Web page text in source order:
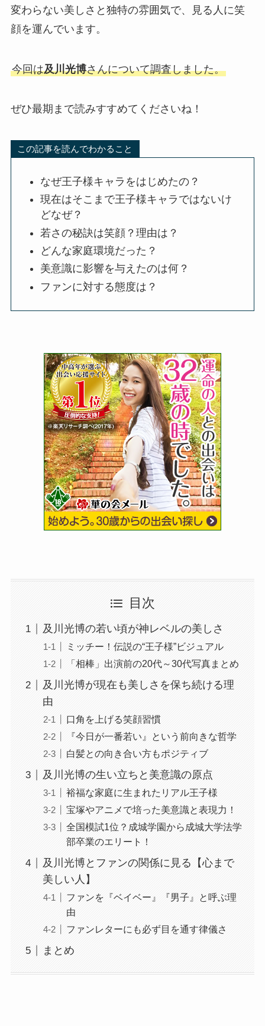
変わらない美しさと独特の雰囲気で、見る人に笑
顔を運んでいます。
今回は及川光博さんについて調査しました。
ぜひ最期まで読みすすめてくださいね！
この記事を読んでわかること
なぜ王子様キャラをはじめたの？
現在はそこまで王子様キャラではないけ
どなぜ？
若さの秘訣は笑顔？理由は？
どんな家庭環境だった？
美意識に影響を与えたのは何？
ファンに対する態度は？
目次
及川光博の若い頃が神レベルの美しさ
ミッチー！伝説の“王子様”ビジュアル
「相棒」出演前の20代～30代写真まとめ
及川光博が現在も美しさを保ち続ける理
由
口角を上げる笑顔習慣
『今日が一番若い』という前向きな哲学
白髪との向き合い方もポジティブ
及川光博の生い立ちと美意識の原点
裕福な家庭に生まれたリアル王子様
宝塚やアニメで培った美意識と表現力！
全国模試1位？成城学園から成城大学法学
部卒業のエリート！
及川光博とファンの関係に見る【心まで
美しい人】
ファンを『ベイベー』『男子』と呼ぶ理
由
ファンレターにも必ず目を通す律儀さ
まとめ